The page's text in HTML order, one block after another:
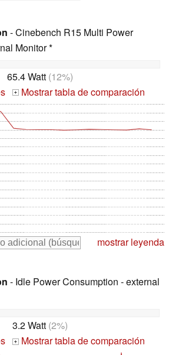
- Cinebench R15 Multi Power
Monitor *
65.4 Watt (12%)
+ Mostrar tabla de comparación
mostrar leyenda
- Idle Power Consumption - external
3.2 Watt (2%)
+ Mostrar tabla de comparación